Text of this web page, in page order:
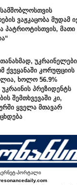
ვაჟკაცობა მუდამ
პატრიოტისთვის, მათი
ქვეყანაში კორუფციის
ხოლო 56.9%
პრეზიდენტს
შემთხვევაში კი,
ყველა მთავარ
პორტალი